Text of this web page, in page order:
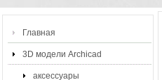
Главная
3D модели Archicad
аксессуары